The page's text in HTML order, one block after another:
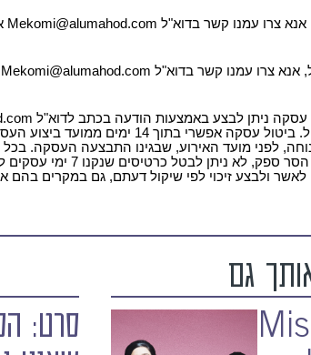
ההזמנה שברצונך לבטל. ביטול עסקה
מנוחה, לפני מועד האירוע, שבגינו התבצעה העסקה.
בשיעור 5% כדין. למען
לאשר ולבצע זיכוי לפי שיקול דעתם, גם במקרים בהם
גם
סרט: